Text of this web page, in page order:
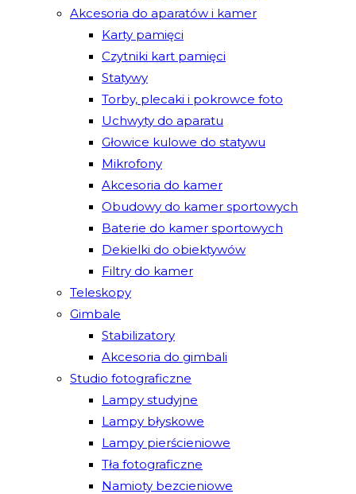
Akcesoria do aparatów i kamer
Karty pamięci
Czytniki kart pamięci
Statywy
Torby, plecaki i pokrowce foto
Uchwyty do aparatu
Głowice kulowe do statywu
Mikrofony
Akcesoria do kamer
Obudowy do kamer sportowych
Baterie do kamer sportowych
Dekielki do obiektywów
Filtry do kamer
Teleskopy
Gimbale
Stabilizatory
Akcesoria do gimbali
Studio fotograficzne
Lampy studyjne
Lampy błyskowe
Lampy pierścieniowe
Tła fotograficzne
Namioty bezcieniowe